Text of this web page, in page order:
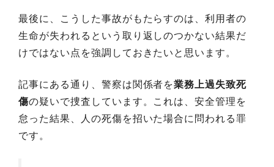
最後に、こうした事故がもたらすのは、利用者の
生命が失われるという取り返しのつかない結果だ
けではない点を強調しておきたいと思います。
記事にある通り、警察は関係者を業務上過失致死
傷の疑いで捜査しています。これは、安全管理を
怠った結果、人の死傷を招いた場合に問われる罪
です。